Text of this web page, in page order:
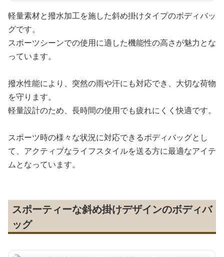
軽量素材と撥水加工を施した斜め掛けタイプのボディバッ
グです。
スポーツシーンでの使用に適した機能性の高さが魅力とな
っています。
撥水性能により、突然の雨や汗にも対応でき、大切な荷物
を守ります。
軽量設計のため、長時間の使用でも疲れにくく快適です。
スポーツ時の様々な状況に対応できるボディバッグとし
て、アクティブなライフスタイルを送る方に最適なアイテ
ムとなっています。
スポーティーな斜め掛けデザインのボディバ
ッグ